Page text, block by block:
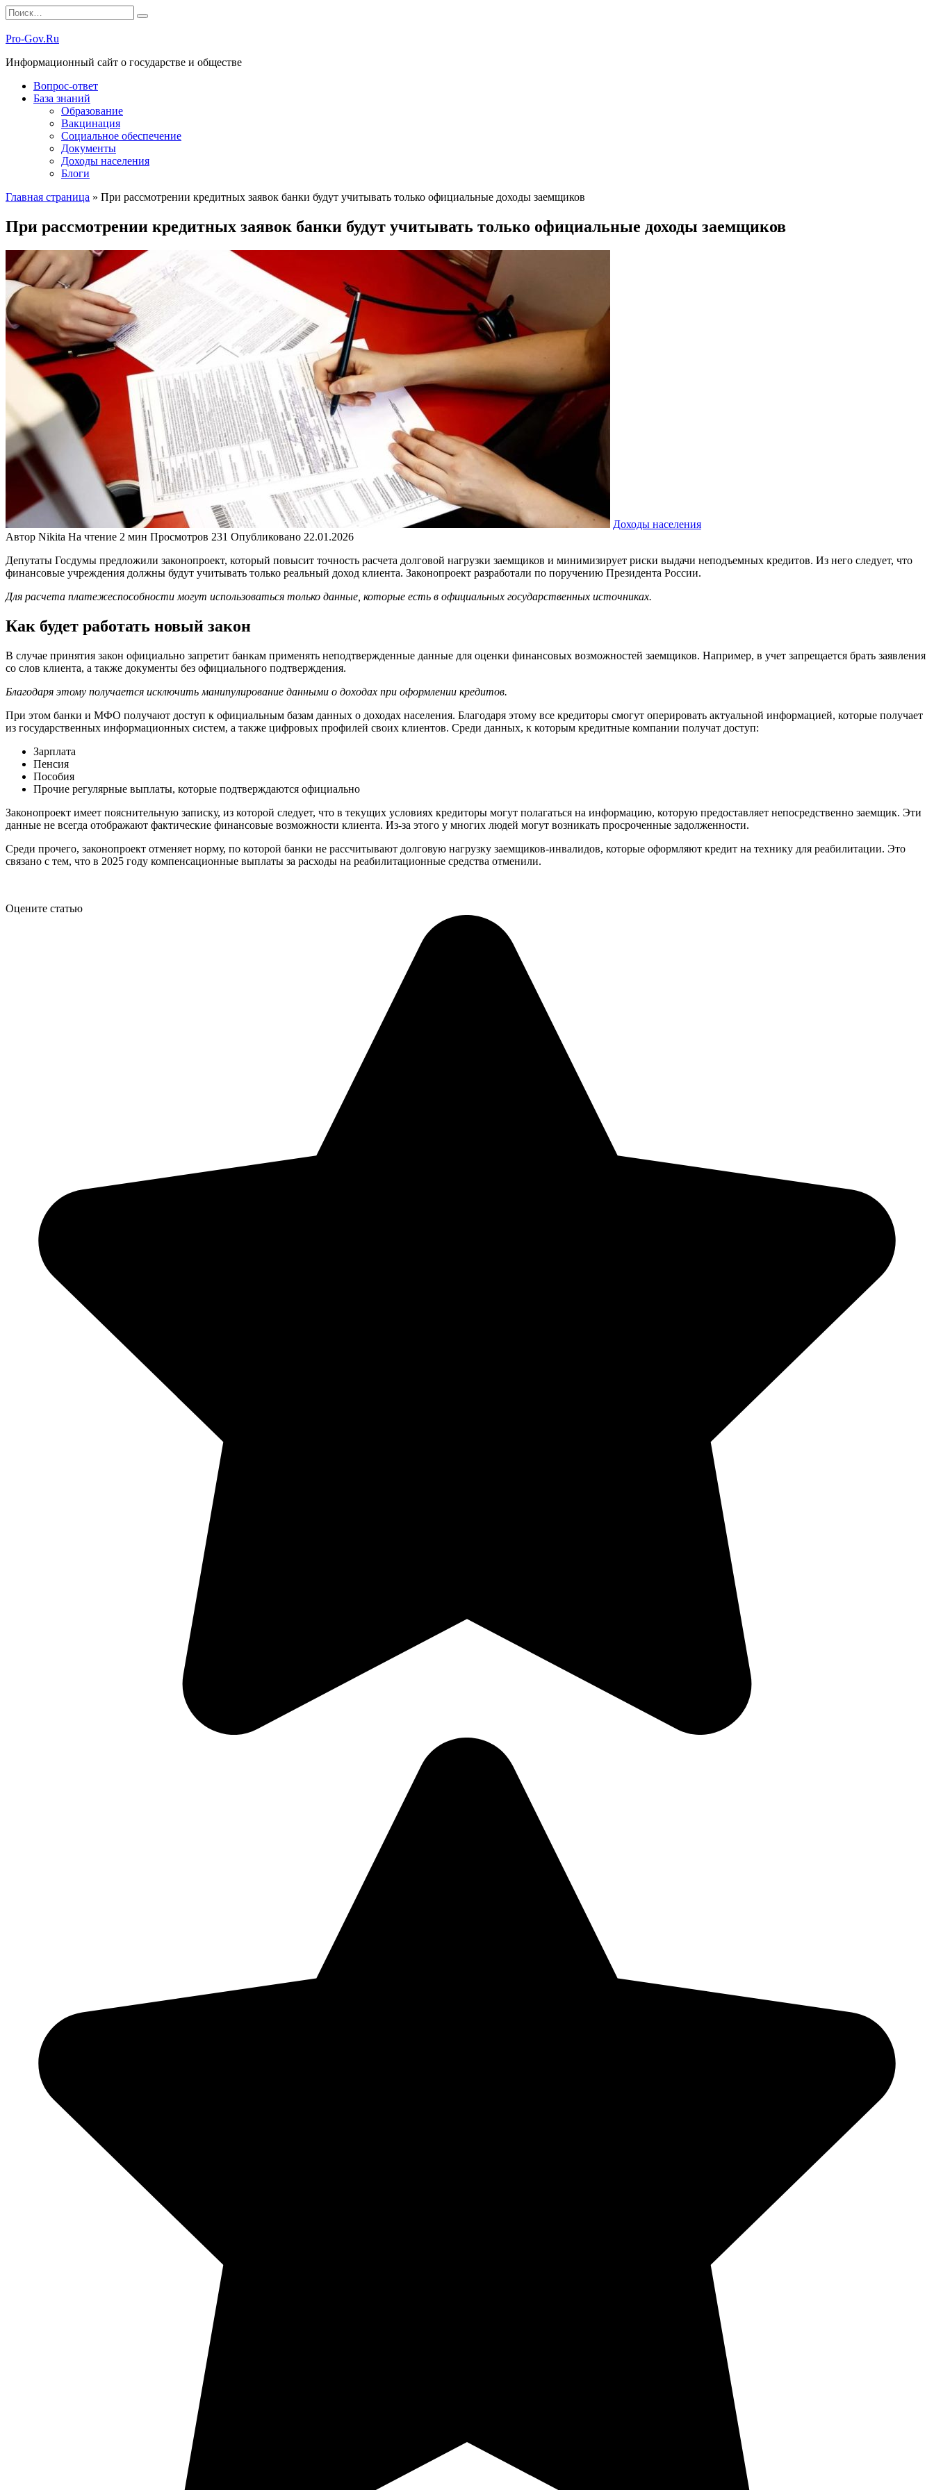
Перейти
к
содержанию
Search
for:
Pro-Gov.Ru
Информационный сайт о государстве и обществе
Вопрос-ответ
База знаний
Образование
Вакцинация
Социальное обеспечение
Документы
Доходы населения
Блоги
Главная страница » При рассмотрении кредитных заявок банки будут учитывать только официальные доходы заемщиков
При рассмотрении кредитных заявок банки будут учитывать только официальные доходы заемщиков
Доходы населения
Автор Nikita На чтение 2 мин Просмотров 231 Опубликовано 22.01.2026
Депутаты Госдумы предложили законопроект, который повысит точность расчета долговой нагрузки заемщиков и минимизирует риски выдачи неподъемных кредитов. Из него следует, что
финансовые учреждения должны будут учитывать только реальный доход клиента. Законопроект разработали по поручению Президента России.
Для расчета платежеспособности могут использоваться только данные, которые есть в официальных государственных источниках.
Как будет работать новый закон
В случае принятия закон официально запретит банкам применять неподтвержденные данные для оценки финансовых возможностей заемщиков. Например, в учет запрещается брать заявления
со слов клиента, а также документы без официального подтверждения.
Благодаря этому получается исключить манипулирование данными о доходах при оформлении кредитов.
При этом банки и МФО получают доступ к официальным базам данных о доходах населения. Благодаря этому все кредиторы смогут оперировать актуальной информацией, которые получает
из государственных информационных систем, а также цифровых профилей своих клиентов. Среди данных, к которым кредитные компании получат доступ:
Зарплата
Пенсия
Пособия
Прочие регулярные выплаты, которые подтверждаются официально
Законопроект имеет пояснительную записку, из которой следует, что в текущих условиях кредиторы могут полагаться на информацию, которую предоставляет непосредственно заемщик. Эти
данные не всегда отображают фактические финансовые возможности клиента. Из-за этого у многих людей могут возникать просроченные задолженности.
Среди прочего, законопроект отменяет норму, по которой банки не рассчитывают долговую нагрузку заемщиков-инвалидов, которые оформляют кредит на технику для реабилитации. Это
связано с тем, что в 2025 году компенсационные выплаты за расходы на реабилитационные средства отменили.
Оцените статью